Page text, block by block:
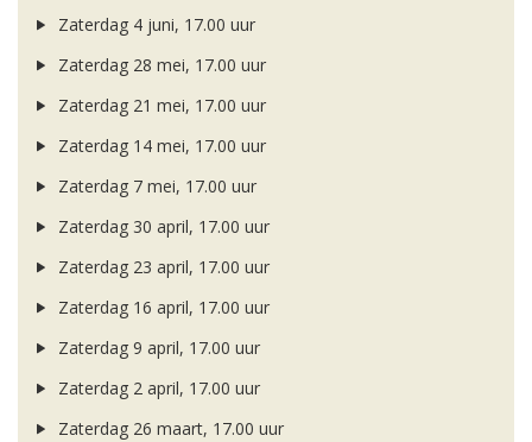
Zaterdag 4 juni, 17.00 uur
Zaterdag 28 mei, 17.00 uur
Zaterdag 21 mei, 17.00 uur
Zaterdag 14 mei, 17.00 uur
Zaterdag 7 mei, 17.00 uur
Zaterdag 30 april, 17.00 uur
Zaterdag 23 april, 17.00 uur
Zaterdag 16 april, 17.00 uur
Zaterdag 9 april, 17.00 uur
Zaterdag 2 april, 17.00 uur
Zaterdag 26 maart, 17.00 uur